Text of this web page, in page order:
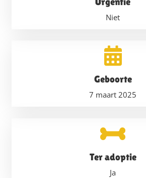
Niet
Geboorte
7 maart 2025
Ter adoptie
Ja